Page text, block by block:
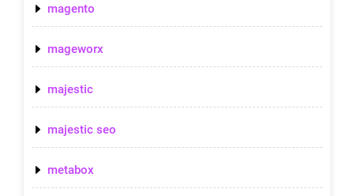
magento
mageworx
majestic
majestic seo
metabox